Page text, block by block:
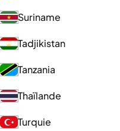
Suriname
Tadjikistan
Tanzania
Thaïlande
Turquie